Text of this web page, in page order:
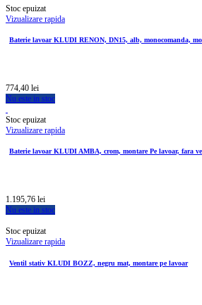
Stoc epuizat
Vizualizare rapida
Baterie lavoar KLUDI RENON, DN15, alb, monocomanda,
774,40 lei
Nu este in stoc
Stoc epuizat
Vizualizare rapida
Baterie lavoar KLUDI AMBA, crom, montare Pe lavoar, fara
1.195,76 lei
Nu este in stoc
Stoc epuizat
Vizualizare rapida
Ventil stativ KLUDI BOZZ, negru mat, montare pe lavoar